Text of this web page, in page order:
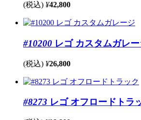
(税込) ¥42,800
#10200 レゴ カスタムガレ
(税込) ¥26,800
#8273 レゴ オフロードトラ